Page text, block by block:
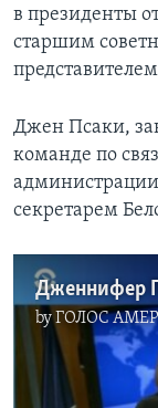
в президенты
старшим
Джен Псаки,
команде по
секретарем
byГОЛОС
No